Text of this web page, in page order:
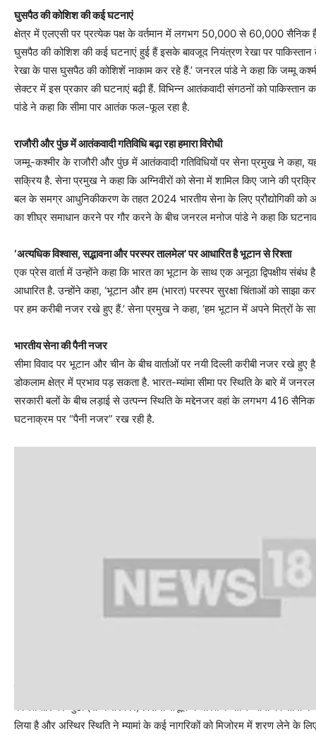
घुसपैठ की कोशिश की कई घटनाएं
क्षेत्र में एलएसी पर प्रत्येक पक्ष के वर्तमान में लगभग 50,000 से 60,000 सैनिक
घुसपैठ की कोशिश की कई घटनाएं हुई हैं इसके बावजूद नियंत्रण रेखा पर पाकिस्तान
रेखा के पास घुसपैठ की कोशिशें नाकाम कर रहे हैं.’ जनरल पांडे ने कहा कि जम्मू
सेक्टर में इस प्रकार की घटनाएं बढ़ी हैं. विभिन्न आतंकवादी संगठनों को
पांडे ने कहा कि सीमा पार आतंक फल-फूल रहा है.
राजौरी और पुंछ में आतंकवादी गतिविधि बढ़ा रहा हमारा विरोधी
जम्मू-कश्मीर के राजौरी और पुंछ में आतंकवादी गतिविधियों पर सेना प्रमुख ने कहा, यह
सक्रिय है. सेना प्रमुख ने कहा कि अग्निवीरों को सेना में शामिल किए जाने की
बल के समग्र आधुनिकीकरण के तहत 2024 भारतीय सेना के लिए प्रौद्योगिकी को
का शीघ्र समाधान करने पर गौर करने के बीच जनरल मनोज पांडे ने कहा कि
‘अत्यधिक विश्वास, सद्भावना और परस्पर तालमेल’ पर आधारित है भूटान से रिश्‍ता
एक प्रेस वार्ता में उन्होंने कहा कि भारत का भूटान के साथ एक अनूठा द्विपक्षीय संबंध
आधारित है. उन्होंने कहा, ‘भूटान और हम (भारत) परस्पर सुरक्षा चिंताओं को साझा
पर हम करीबी नजर रखे हुए हैं.’ सेना प्रमुख ने कहा, ‘हम भूटान में अपने मित्रों के
भारतीय सेना की पैनी नजर
सीमा विवाद पर भूटान और चीन के बीच वार्ताओं पर नयी दिल्ली करीबी नजर रखे हुए
डोकलाम क्षेत्र में प्रभाव पड़ सकता है. भारत-म्यांमा सीमा पर स्थिति के बारे में
सरकारी बलों के बीच लड़ाई से उत्पन्न स्थिति के मद्देनजर वहां के लगभग 416
घटनाक्रम पर “पैनी नजर” रख रही है.
कथित तौर पर जुंटा (सैन्य सरकार) विरोधी समूहों ने भारत के साथ म्यामां की
लिया है और अस्थिर स्थिति ने म्यामां के कई नागरिकों को मिजोरम में शरण लेने के